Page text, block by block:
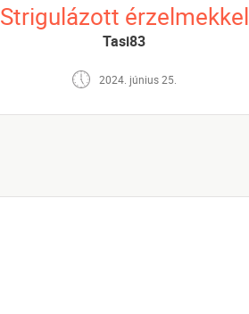
Strigulázott érzelmekkel
Tasi83
2024. június 25.